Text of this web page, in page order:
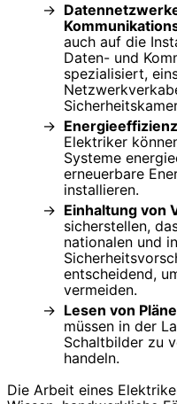
auch auf die
Daten- und
spezialisiert,
Elektriker
Systeme
erneuerbare
installieren.
Einhaltung von
sicherstellen,
nationalen und
entscheidend,
vermeiden.
Lesen von
müssen in der
Schaltbilder zu
handeln.
Die Arbeit eines